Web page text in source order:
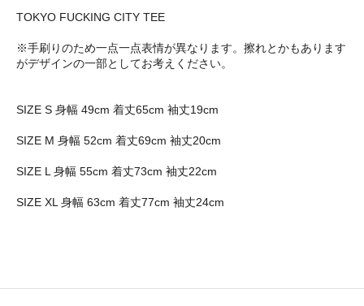
TOKYO FUCKING CITY TEE
※手刷りのため一点一点表情が異なります。擦れとかもあります
がデザインの一部としてお考えください。
SIZE S 身幅 49cm 着丈65cm 袖丈19cm
SIZE M 身幅 52cm 着丈69cm 袖丈20cm
SIZE L 身幅 55cm 着丈73cm 袖丈22cm
SIZE XL 身幅 63cm 着丈77cm 袖丈24cm